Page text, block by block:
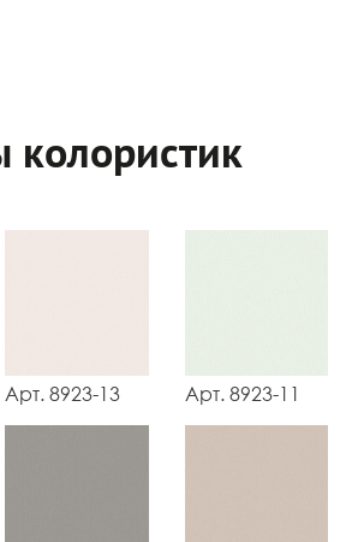
колористик
Арт. 8923-13 Арт. 8923-11